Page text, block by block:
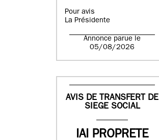
Pour avis
La Présidente
Annonce parue le
05/08/2026
AVIS DE TRANSFERT DE
SIEGE SOCIAL
IAI PROPRETE